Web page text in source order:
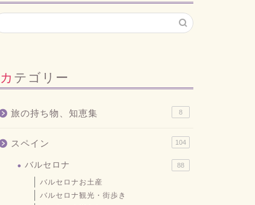
カテゴリー
旅の持ち物、知恵集 8
スペイン 104
バルセロナ 88
バルセロナお土産
バルセロナ観光・街歩き